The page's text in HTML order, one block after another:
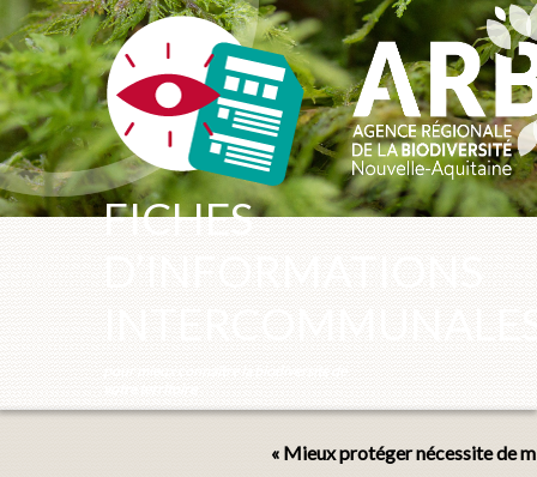
FICHES
« Mieux protéger nécessite de
Panneau de gestion des cookies